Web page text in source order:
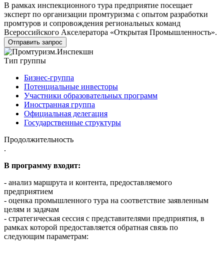
В рамках инспекционного тура предприятие посещает
эксперт по организации промтуризма с опытом разработки
промтуров и сопровождения региональных команд
Всероссийского Акселератора «Открытая Промышленность».
Отправить запрос
Тип группы
Бизнес-группа
Потенциальные инвесторы
Участники образовательных программ
Иностранная группа
Официальная делегация
Государственные структуры
Продолжительность
.
В программу входит:
- анализ маршрута и контента, предоставляемого
предприятием
- оценка промышленного тура на соответствие заявленным
целям и задачам
- стратегическая сессия с представителями предприятия, в
рамках которой предоставляется обратная связь по
следующим параметрам: